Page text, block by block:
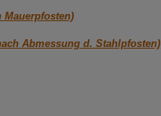
Mauerpfosten)
Abmessung d. Stahlpfosten)